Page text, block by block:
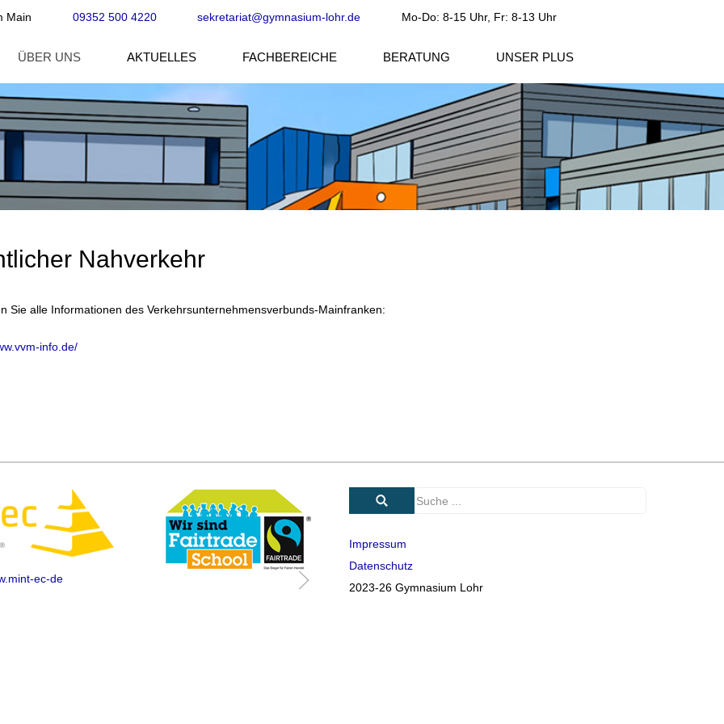
Main 09352 500 4220 sekretariat@gymnasium-lohr.de Mo-Do: 8-15 Uhr, Fr: 8-13 Uhr
ÜBER UNS AKTUELLES FACHBEREICHE BERATUNG UNSER PLUS
Nahverkehr
Sie alle Informationen des Verkehrsunternehmensverbunds-Mainfranken:
info.de/
ec-de
Impressum
Datenschutz
2023-26 Gymnasium Lohr